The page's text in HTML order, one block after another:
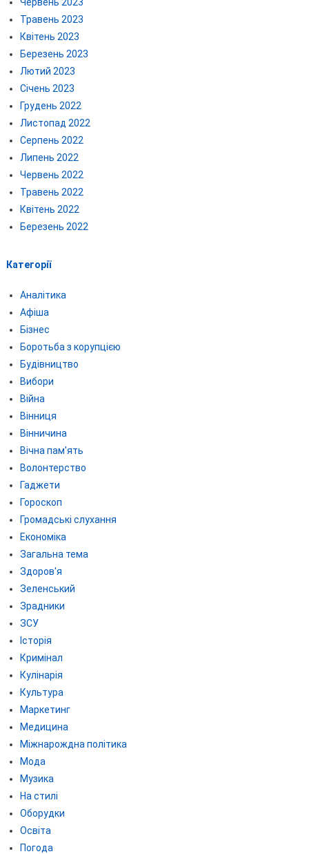
Травень 2023
Квітень 2023
Березень 2023
Лютий 2023
Січень 2023
Грудень 2022
Листопад 2022
Серпень 2022
Липень 2022
Червень 2022
Травень 2022
Квітень 2022
Березень 2022
Категорії
Аналітика
Афіша
Бізнес
Боротьба з корупцією
Будівництво
Вибори
Війна
Вінниця
Вінничина
Вічна пам'ять
Волонтерство
Гаджети
Гороскоп
Громадські слухання
Економіка
Загальна тема
Здоров'я
Зеленський
Зрадники
ЗСУ
Історія
Кримінал
Кулінарія
Культура
Маркетинг
Медицина
Міжнарождна політика
Мода
Музика
На стилі
Оборудки
Освіта
Погода